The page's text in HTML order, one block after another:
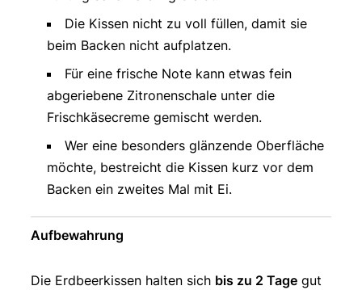
Die Kissen nicht zu voll füllen, damit sie
beim Backen nicht aufplatzen.
Für eine frische Note kann etwas fein
abgeriebene Zitronenschale unter die
Frischkäsecreme gemischt werden.
Wer eine besonders glänzende Oberfläche
möchte, bestreicht die Kissen kurz vor dem
Backen ein zweites Mal mit Ei.
Aufbewahrung
Die Erdbeerkissen halten sich bis zu 2 Tagegut